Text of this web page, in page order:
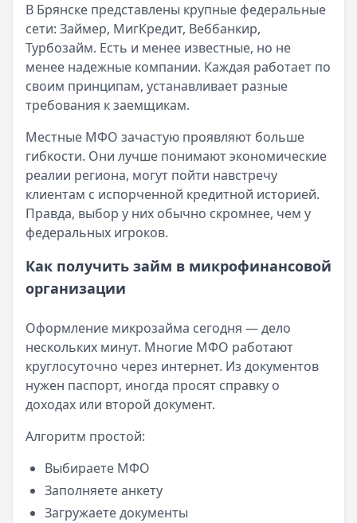
Опубликовано:5 декабря 2025 г.
Категория:МФО
Читать новость
57 сервисов микрозаймов через Госуслуги: где
Кратко:Авторизация через Госуслуги ускоряет
Опубликовано:23 ноября 2025 г.
Читать новость
Смс о «одобренном займе» от Bigmani Ru: как
Кратко:Пришло СМС об одобрении займа от Bigmani
Опубликовано: 23 ноября 2025 г.
Категория:МФО
Читать новость
Все новости
В Брянске представлены крупные федеральные
сети: Займер, МигКредит, Веббанкир,
Турбозайм. Есть и менее известные, но не
менее надежные компании. Каждая работает по
своим принципам, устанавливает разные
требования к заемщикам.
Местные МФО зачастую проявляют больше
гибкости. Они лучше понимают экономические
реалии региона, могут пойти навстречу
клиентам с испорченной кредитной историей.
Правда, выбор у них обычно скромнее, чем у
федеральных игроков.
Как получить займ в микрофинансовой
организации
Оформление микрозайма сегодня — дело
нескольких минут. Многие МФО работают
круглосуточно через интернет. Из документов
нужен паспорт, иногда просят справку о
доходах или второй документ.
Алгоритм простой:
Выбираете МФО
Заполняете анкету
Загружаете документы